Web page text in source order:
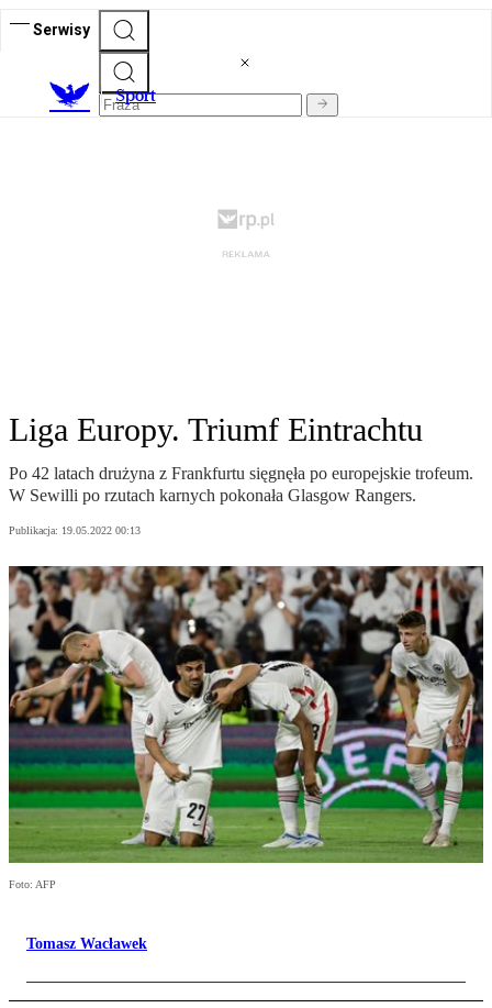
Serwisy
Sport
Liga Europy. Triumf Eintrachtu
Po 42 latach drużyna z Frankfurtu sięgnęła po europejskie trofeum.
W Sewilli po rzutach karnych pokonała Glasgow Rangers.
Publikacja: 19.05.2022 00:13
Foto: AFP
Tomasz Wacławek